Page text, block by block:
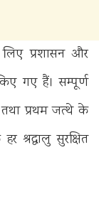
लिए प्रशासन और
गए हैं। सम्पूर्ण
तथा प्रथम जत्थे के
श्रद्धालु सुरक्षित